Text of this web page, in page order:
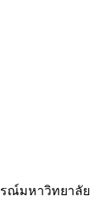
รณ์มหาวิทยาลัย